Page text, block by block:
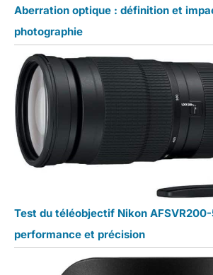
Aberration optique : définition et
photographie
Test du téléobjectif Nikon
performance et précision